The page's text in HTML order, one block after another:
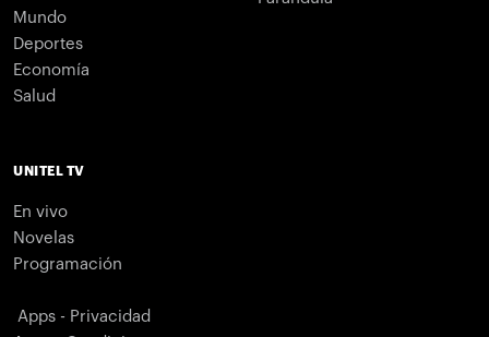
Mundo
Deportes
Economía
Salud
UNITEL TV
En vivo
Novelas
Programación
Apps - Privacidad